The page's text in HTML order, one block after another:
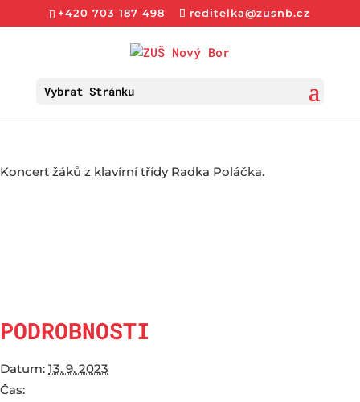
+420 703 187 498 reditelka@zusnb.cz
Vybrat Stránku
Koncert žáků z klavírní třídy Radka Poláčka.
PODROBNOSTI
Datum: 13. 9. 2023
Čas: